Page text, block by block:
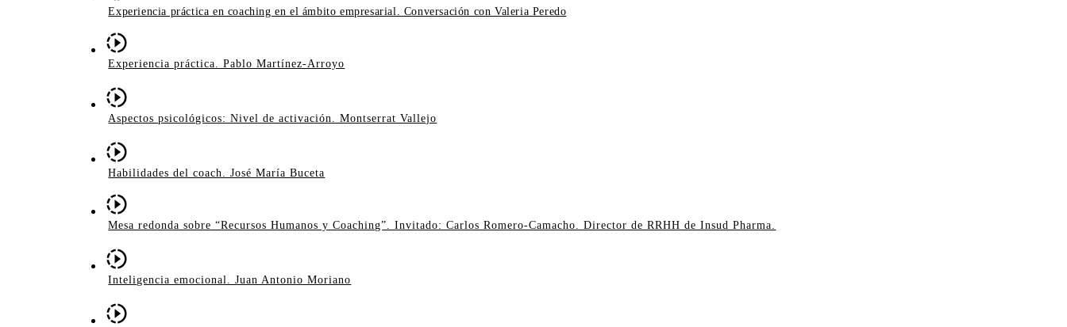
Experiencia práctica en coaching en el ámbito empresarial. Conversación con Valeria Peredo
Experiencia práctica. Pablo Martínez-Arroyo
Aspectos psicológicos: Nivel de activación. Montserrat Vallejo
Habilidades del coach. José María Buceta
Mesa redonda sobre “Recursos Humanos y Coaching”. Invitado: Carlos Romero-Camacho. Director de RRHH de Insud Pharma.
Inteligencia emocional. Juan Antonio Moriano